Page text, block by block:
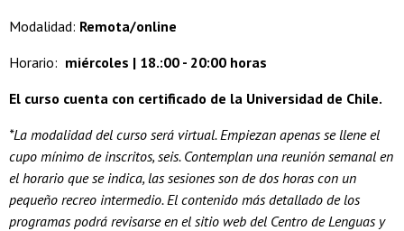
Modalidad: Remota/online
Horario: miércoles | 18.:00 - 20:00 horas
El curso cuenta con certificado de la Universidad de Chile.
*La modalidad del curso será virtual. Empiezan apenas se llene el
cupo mínimo de inscritos, seis. Contemplan una reunión semanal en
el horario que se indica, las sesiones son de dos horas con un
pequeño recreo intermedio. El contenido más detallado de los
programas podrá revisarse en el sitio web del Centro de Lenguas y